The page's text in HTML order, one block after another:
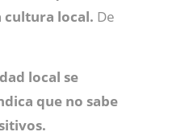
cultura local. De
local se
que no sabe